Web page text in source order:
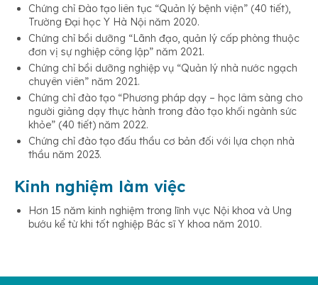
Chứng chỉ Đào tạo liên tục “Quản lý bệnh viện” (40 tiết),
Trường Đại học Y Hà Nội năm 2020.
Chứng chỉ bồi dưỡng “Lãnh đạo, quản lý cấp phòng thuộc
đơn vị sự nghiệp công lập” năm 2021.
Chứng chỉ bồi dưỡng nghiệp vụ “Quản lý nhà nước ngạch
chuyên viên” năm 2021.
Chứng chỉ đào tạo “Phương pháp dạy – học lâm sàng cho
người giảng dạy thực hành trong đào tạo khối ngành sức
khỏe” (40 tiết) năm 2022.
Chứng chỉ đào tạo đấu thầu cơ bản đối với lựa chọn nhà
thầu năm 2023.
Kinh nghiệm làm việc
Hơn 15 năm kinh nghiệm trong lĩnh vực Nội khoa và Ung
bướu kể từ khi tốt nghiệp Bác sĩ Y khoa năm 2010.